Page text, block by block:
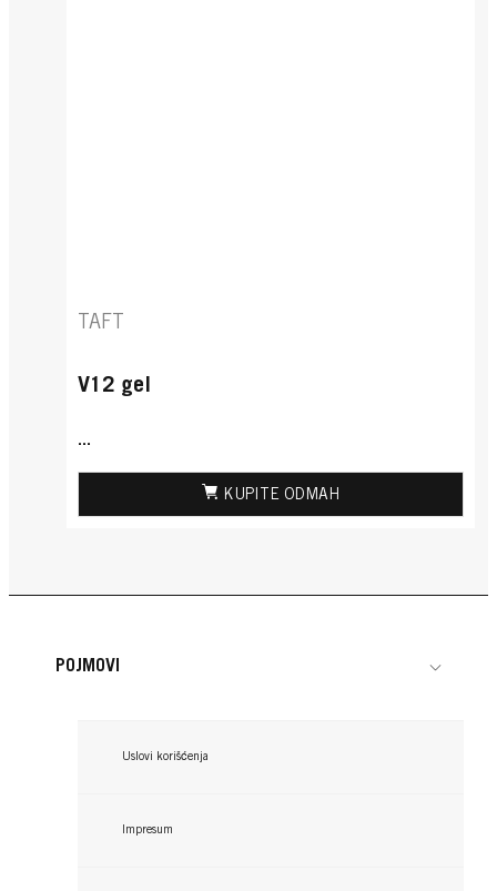
TAFT
V12 gel
...
KUPITE ODMAH
POJMOVI
Uslovi korišćenja
Impresum